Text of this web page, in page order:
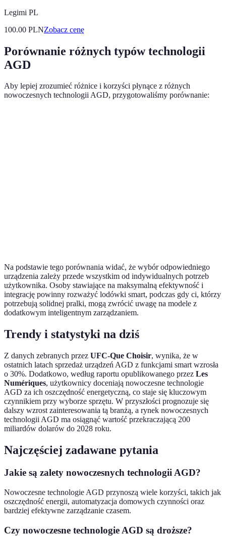
Legimi PL
100.00 PLNZobacz cenę
Porównanie różnych typów technologii
AGD
Aby lepiej zrozumieć różnice i korzyści płynące z różnych
nowoczesnych technologii AGD, przygotowaliśmy porównanie:
Na podstawie tego porównania widać, że wybór odpowiedniego
urządzenia zależy przede wszystkim od indywidualnych potrzeb
użytkownika. Osoby stawiające na maksymalną efektywność i
integrację powinny rozważyć lodówki smart, podczas gdy ci, którzy
potrzebują solidnej pralki, mogą zwrócić uwagę na modele z
dodatkowym inteligentnym zarządzaniem.
Trendy i statystyki na dziś
Z danych zebranych przez UFC-Que Choisir, wynika, że w
ostatnich latach sprzedaż urządzeń AGD z funkcjami smart wzrosła
o 30%. Dodatkowo, według raportu opublikowanego przez Les
Numériques, użytkownicy doceniają nowoczesne technologie
AGD za ich oszczędność energetyczną, co staje się kluczowym
czynnikiem przy wyborze sprzętu. W przyszłości prognozuje się
dalszy wzrost zainteresowania tą branżą, a rynek nowoczesnych
technologii AGD ma osiągnąć wartość przekraczającą 200
miliardów dolarów do 2028 roku.
Najczęściej zadawane pytania
Jakie są zalety nowoczesnych technologii AGD?
Nowoczesne technologie AGD przynoszą wiele korzyści, takich jak
oszczędność energii, automatyzacja domowych czynności oraz
bardziej efektywne zarządzanie czasem.
Czy nowoczesne technologie AGD są droższe?